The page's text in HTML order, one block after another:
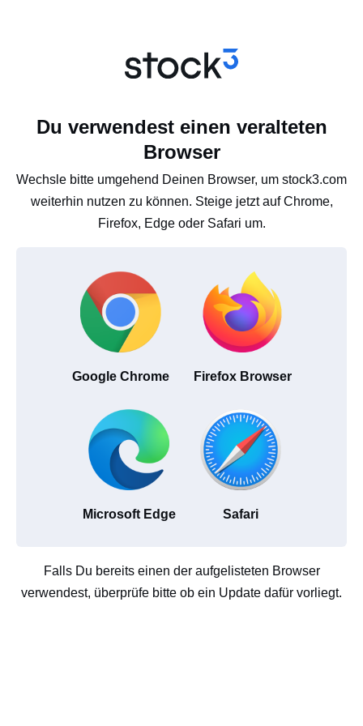
Du verwendest einen veralteten
Browser
Wechsle bitte umgehend Deinen Browser, um stock3.com
weiterhin nutzen zu können. Steige jetzt auf Chrome,
Firefox, Edge oder Safari um.
Google Chrome Firefox Browser
Microsoft Edge Safari
Falls Du bereits einen der aufgelisteten Browser
verwendest, überprüfe bitte ob ein Update dafür vorliegt.